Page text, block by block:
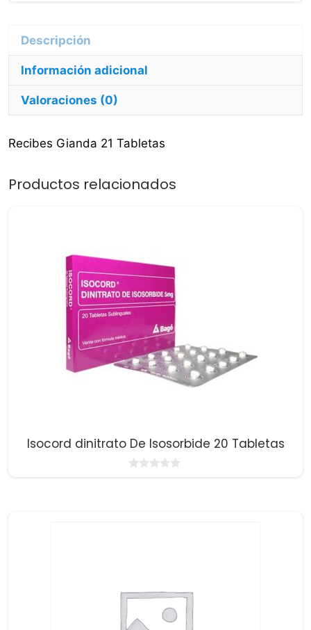
Descripción
Información adicional
Valoraciones (0)
Recibes Gianda 21 Tabletas
Productos relacionados
Isocord dinitrato De Isosorbide 20 Tabletas